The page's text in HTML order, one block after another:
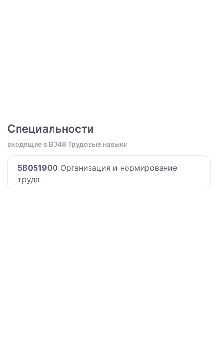
Специальности
входящие в B048 Трудовые навыки
5B051900 Организация и нормирование
труда